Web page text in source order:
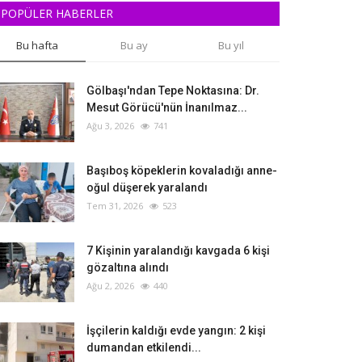
POPÜLER HABERLER
Bu hafta Bu ay Bu yıl
Gölbaşı'ndan Tepe Noktasına: Dr.
Mesut Görücü'nün İnanılmaz...
Ağu 3, 2026 741
Başıboş köpeklerin kovaladığı anne-
oğul düşerek yaralandı
Tem 31, 2026 523
‎7 Kişinin yaralandığı kavgada 6 kişi
gözaltına alındı
Ağu 2, 2026 440
İşçilerin kaldığı evde yangın: 2 kişi
dumandan etkilendi...